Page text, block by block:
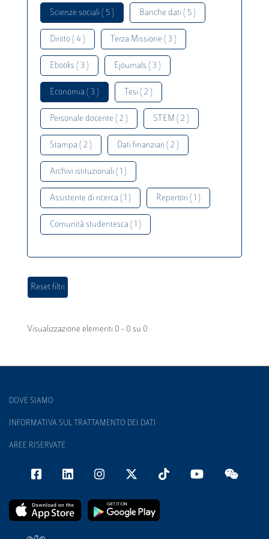
Scienze sociali ( 5 ) Banche dati ( 5 )
Diritto ( 4 ) Terza Missione ( 3 )
Ebooks ( 3 ) Ejournals ( 3 )
Economia ( 3 ) Tesi ( 2 )
Personale docente ( 2 ) STEM ( 2 )
Stampa ( 2 ) Dati finanziari ( 2 )
Archivi istituzionali ( 1 )
Assistente di ricerca ( 1 ) Repertori ( 1 )
Comunità studentesca ( 1 )
Visualizzazione elementi 0 - 0 su 0
DOVE SIAMO
INFORMATIVA SUL TRATTAMENTO DEI DATI
AREE RISERVATE